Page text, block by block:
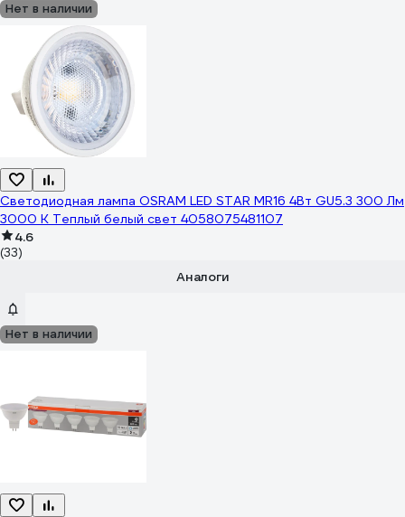
Нет в наличии
Светодиодная лампа OSRAM LED STAR MR16 4Вт GU5.3 300 Лм
3000 К Теплый белый свет 4058075481107
4.6
(33)
Аналоги
Нет в наличии